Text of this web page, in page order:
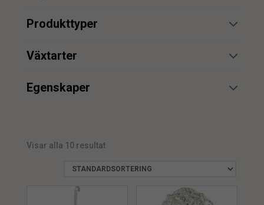
min. max.
min.
min. max.
Produkttyper
Växtarter
Egenskaper
Visar alla 10 resultat